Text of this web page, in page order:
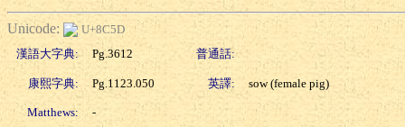
Unicode:
U+8C5D
漢語大字典:
Pg.3612 普通話:
康熙字典: Pg.1123.050 英譯: sow (female pig)
Matthews: -